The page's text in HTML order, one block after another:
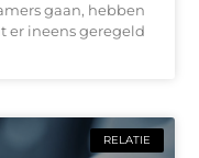
gaan, hebben
er ineens geregeld
RELATIE